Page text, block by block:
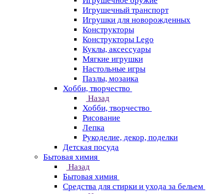
Игрушечный транспорт
Игрушки для новорожденных
Конструкторы
Конструкторы Lego
Куклы, аксессуары
Мягкие игрушки
Настольные игры
Пазлы, мозаика
Хобби, творчество
Назад
Хобби, творчество
Рисование
Лепка
Рукоделие, декор, поделки
Детская посуда
Бытовая химия
Назад
Бытовая химия
Средства для стирки и ухода за бельем